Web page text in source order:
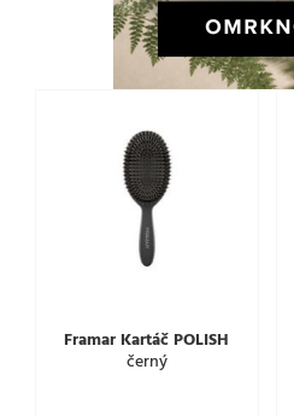
Framar Kartáč POLISH
černý